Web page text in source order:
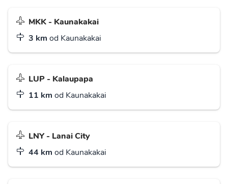
MKK - Kaunakakai
3 km od Kaunakakai
LUP - Kalaupapa
11 km od Kaunakakai
LNY - Lanai City
44 km od Kaunakakai